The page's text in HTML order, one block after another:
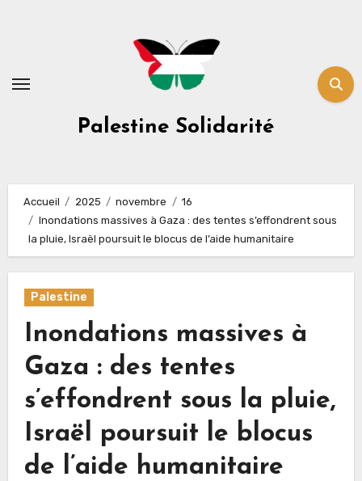
Palestine Solidarité
Accueil 2025 novembre
16
Inondations massives à Gaza : des tentes s’effondrent sous
la pluie, Israël poursuit le blocus de l’aide humanitaire
Palestine
Inondations massives à
Gaza : des tentes
s’effondrent sous la pluie,
Israël poursuit le blocus
de l’aide humanitaire